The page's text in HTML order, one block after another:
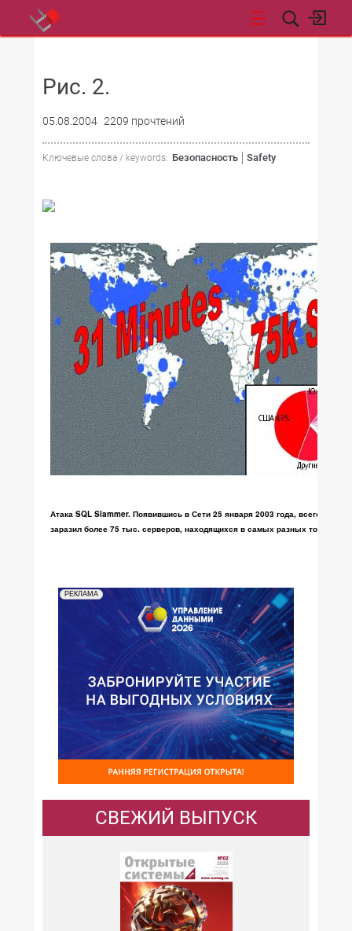
Рис. 2.
05.08.2004 2209 прочтений
Ключевые слова / keywords: Безопасность Safety
Атака SQL Slammer. Появившись в Сети 25 января 2003 года, всего за 31
заразил более 75 тыс. серверов, находящихся в самых разных точках
РЕКЛАМА
СВЕЖИЙ ВЫПУСК